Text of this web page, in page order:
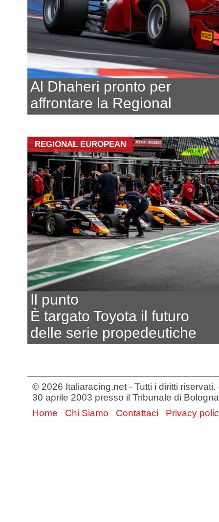
Al Dhaheri pronto per
affrontare la Regional
REGIONAL EUROPEAN
Il punto
È targato Toyota il futuro
delle serie propedeutiche
© 2026 Italiaracing.net - Tutti i diritti
30 aprile 2003 presso il Tribunale di Bologna
Home
Chi Siamo Contattaci Privacy